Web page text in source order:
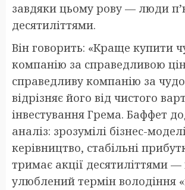
завдяки цьому рову — люди
десятиліттями.
Він говорить: «Краще купити
компанію за справедливою
справедливу компанію за
відрізняє його від чистого
інвестування Грема. Баффет
аналіз: зрозумілі бізнес-
керівництво, стабільні
тримає акції десятиліттями —
улюблений термін володіння